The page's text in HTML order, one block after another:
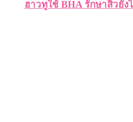
ฮาวทูใช้ BHA รักษาสิวยัง